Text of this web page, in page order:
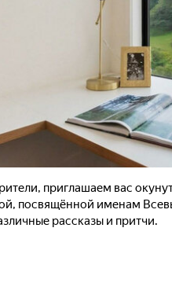
приглашаем вас
посвящённой именам
рассказы и притчи.